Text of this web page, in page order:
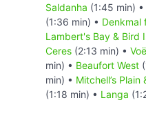
Saldanha (1:45 min) •
(1:36 min) • Denkmal
Lambert's Bay & Bird
Ceres (2:13 min) •
min) • Beaufort West
min) • Mitchell’s Plain
(1:18 min) • Langa